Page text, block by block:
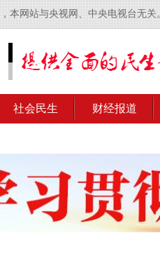
本网站与央视网、中央电视台无关
社会民生 财经报道